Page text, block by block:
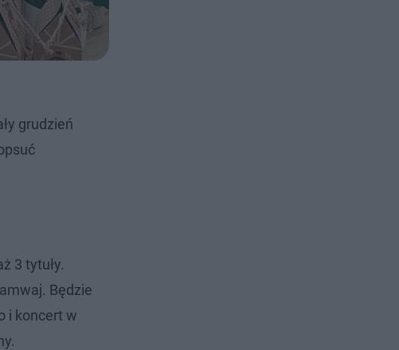
grudzień
3 tytuły.
Będzie
i koncert w